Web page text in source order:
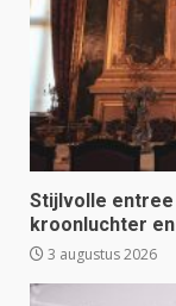
Stijlvolle
kroonluchter
3 augustus 2026